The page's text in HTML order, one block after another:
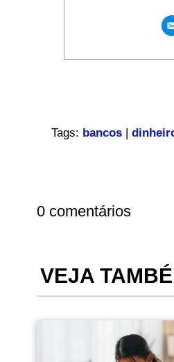
Tags: bancos|
0 comentários
VEJA